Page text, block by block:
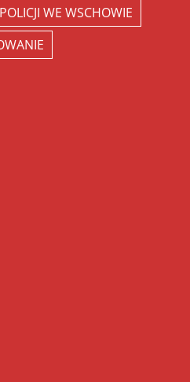
WE WSCHOWIE